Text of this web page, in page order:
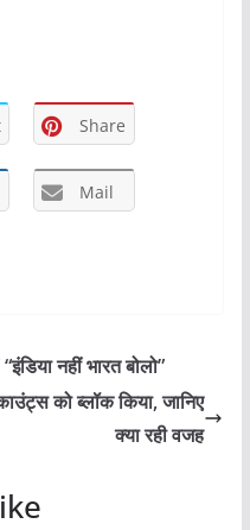
Share
Mail
नहीं भारत बोलो”
को ब्लॉक किया, जानिए
क्या रही वजह